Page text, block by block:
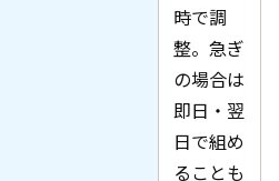
時で調
整。急ぎ
の場合は
即日・翌
日で組め
ることも